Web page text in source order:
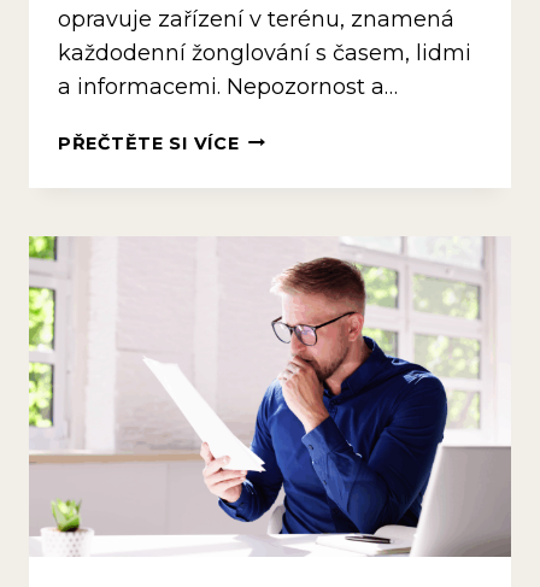
opravuje zařízení v terénu, znamená
každodenní žonglování s časem, lidmi
a informacemi. Nepozornost a…
PŘEČTĚTE SI VÍCEJAK
UŠETŘIT
PENÍZE
DIGITALIZACI